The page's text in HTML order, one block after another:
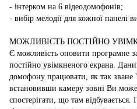
- інтерком на 6 відеодомофонів;
- вибір мелодії для кожної панелі
МОЖЛИВІСТЬ ПОСТІЙНО
Є можливість оновити програмне
постійно увімкненого екрана.
домофону працювати, як так зване
встановивши камеру зовні Ви
спостерігати, що там